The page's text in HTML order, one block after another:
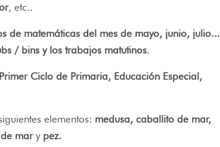
, etc..
de matemáticas del mes de mayo, junio, julio...
/ bins y los trabajos matutinos.
Ciclo de Primaria, Educación Especial,
elementos: medusa, caballito de mar,
mar ypez.